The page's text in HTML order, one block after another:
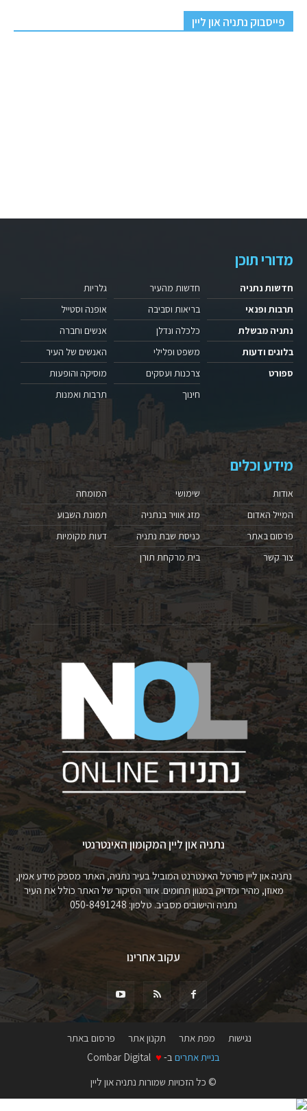
פייסבוק נתניה און ליין
מדורי תוכן
חדשות נתניה
תרבות ופנאי
נתניה מבשלת
בלוגים ודעות
ספורט
חדשות מהעיר
בריאות וסביבה
כלכלה ונדלן
משפט ופלילי
צרכנות ועסקים
חינוך
גלריות
אופנה וסטייל
אנשים וחברה
האנשים של העיר
מוסיקה והופעות
תרבות ואמנות
מידע וכלים
אודות
המייל האדום
פרסום באתר
צור קשר
שימושי
מזג אוויר בנתניה
כניסת שבת נתניה
בית מרקחת תורן
המומחה
תמונת השבוע
דעות מקומיות
נתניה און ליין המקומון האינטרנטי
נתניה און ליין פורטל האינטרנט המוביל בעיר נתניה, האתר מספק מידע אמין,
מאוזן, מהיר ומדויק במגוון תחומים. אזור הסיקור של האתר כולל את העיר
נתניה והישובים מסביב. טלפון: 050-8491248
עקוב אחרינו
נגישות מפת אתר תקנון אתר
פרסום באתר
בניית אתרים ב- ♥
© כל הזכויות שמורות נתניה און ליין